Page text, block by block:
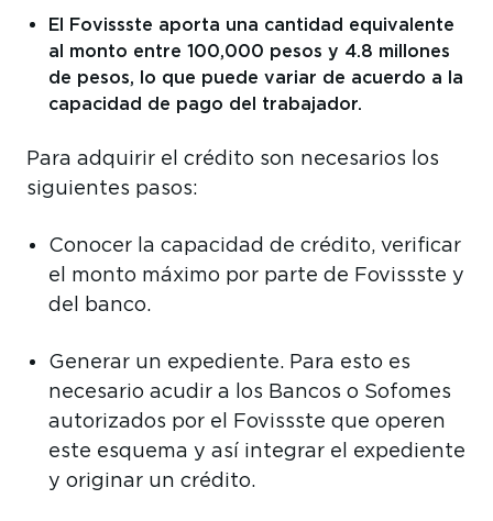
El Fovissste aporta una cantidad equivalente
al monto entre 100,000 pesos y 4.8 millones
de pesos, lo que puede variar de acuerdo a la
capacidad de pago del trabajador.
Para adquirir el crédito son necesarios los
siguientes pasos:
Conocer la capacidad de crédito, verificar
el monto máximo por parte de Fovissste y
del banco.
Generar un expediente. Para esto es
necesario acudir a los Bancos o Sofomes
autorizados por el Fovissste que operen
este esquema y así integrar el expediente
y originar un crédito.